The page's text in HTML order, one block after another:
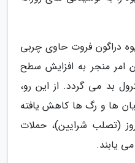
دراگون فروت حاوی چربی
امر منجر به افزایش سطح
بد می گردد. از این رو،
ها و رگ ها کاهش یافته
(تصلب شرایین)، حملات
یابند.